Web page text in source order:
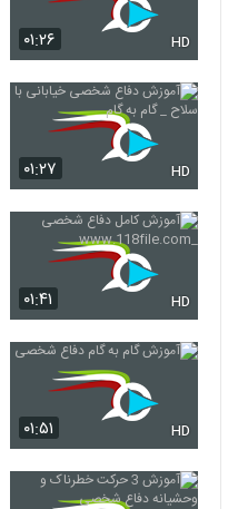
۰۱:۲۶ HD
۰۱:۲۷ HD
۰۱:۴۱ HD
۰۱:۵۱ HD